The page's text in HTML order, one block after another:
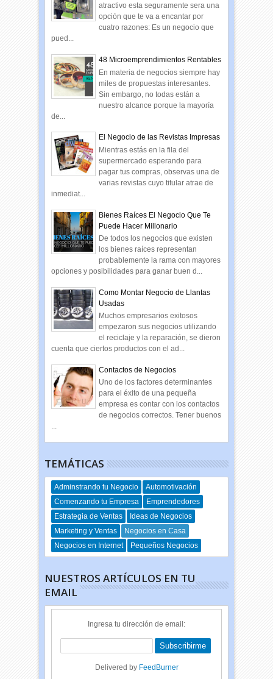
atractivo esta seguramente sera una
opción que te va a encantar por
cuatro razones: Es un negocio que
pued...
48 Microemprendimientos Rentables
En materia de negocios siempre hay
miles de propuestas interesantes.
Sin embargo, no todas están a
nuestro alcance porque la mayoría
de...
El Negocio de las Revistas Impresas
Mientras estás en la fila del
supermercado esperando para
pagar tus compras, observas una de
varias revistas cuyo titular atrae de
inmediat...
Bienes Raíces El Negocio Que Te
Puede Hacer Millonario
De todos los negocios que existen
los bienes raíces representan
probablemente la rama con mayores
opciones y posibilidades para ganar buen d...
Como Montar Negocio de Llantas
Usadas
Muchos empresarios exitosos
empezaron sus negocios utilizando
el reciclaje y la reparación, se dieron
cuenta que ciertos productos con el ad...
Contactos de Negocios
Uno de los factores determinantes
para el éxito de una pequeña
empresa es contar con los contactos
de negocios correctos. Tener buenos
...
TEMÁTICAS
Adminstrando tu Negocio
Automotivación
Comenzando tu Empresa
Emprendedores
Estrategia de Ventas
Ideas de Negocios
Marketing y Ventas
Negocios en Casa
Negocios en Internet
Pequeños Negocios
NUESTROS ARTÍCULOS EN TU
EMAIL
Ingresa tu dirección de email:
Delivered by FeedBurner